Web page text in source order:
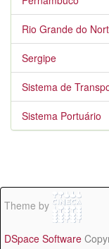
Rio Grande do
Sergipe
Sistema de
Sistema Portuário
Theme by
DSpace Software